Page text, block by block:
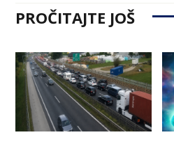
PROČITAJTE JOŠ